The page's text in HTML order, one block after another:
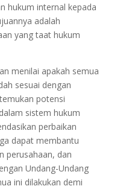
hukum internal kepada
adalah
yang taat hukum
menilai apakah semua
sesuai dengan
potensi
sistem hukum
perbaikan
dapat membantu
perusahaan, dan
Undang-Undang
ini dilakukan demi